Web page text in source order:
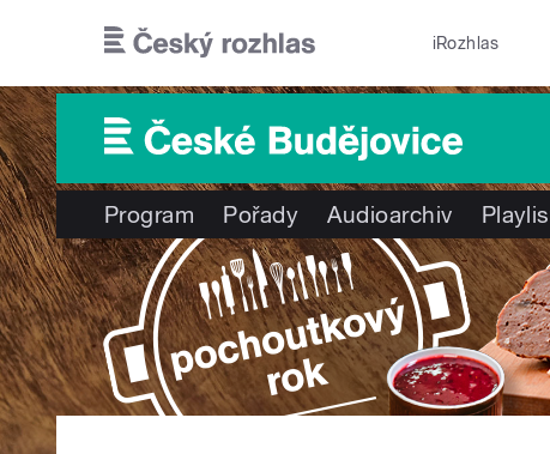
iRozhlas
Program Pořady Audioarchiv